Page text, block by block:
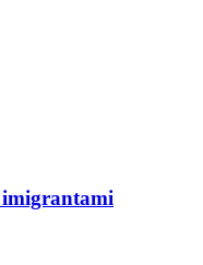
imigrantami